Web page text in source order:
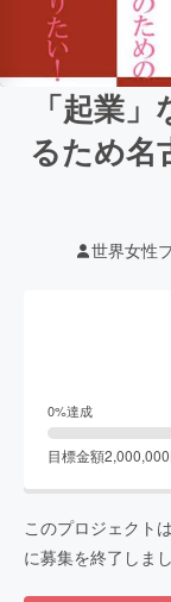
「起業
るため名
世界女性
0%達成
目標金額2,000,000
このプロジェクトは
に募集を終了しま